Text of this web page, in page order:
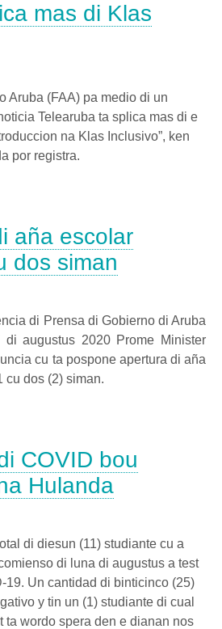
mas di Klas
Aruba (FAA) pa medio di un
Telearuba ta splica mas di e
na Klas Inclusivo”, ken
por registra.
aña escolar
dos siman
di Prensa di Gobierno di Aruba
augustus 2020 Prome Minister
cu ta pospone apertura di aña
cu dos (2) siman.
COVID bou
Hulanda
di diesun (11) studiante cu a
di luna di augustus a test
19. Un cantidad di binticinco (25)
y tin un (1) studiante di cual
ta wordo spera den e dianan nos